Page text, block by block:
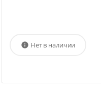
Нет в наличии
